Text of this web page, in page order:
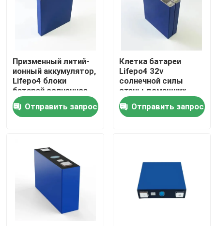
Главная страница
Продукция
О Компании
Наша фабрика
контроль качества
Призменный литий-
ионный аккумулятор,
Lifepo4 блоки
батарей солнечное
3.2v 50ah
Отправить запрос
Клетка батареи
Lifepo4 32v
солнечной силы
стены домашних
систем 10kwh
призменная 48v
300ah
Отправить запрос